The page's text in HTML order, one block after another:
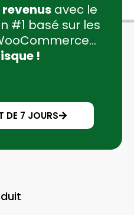
avec le
#1 basé sur les
!
DE 7 JOURS